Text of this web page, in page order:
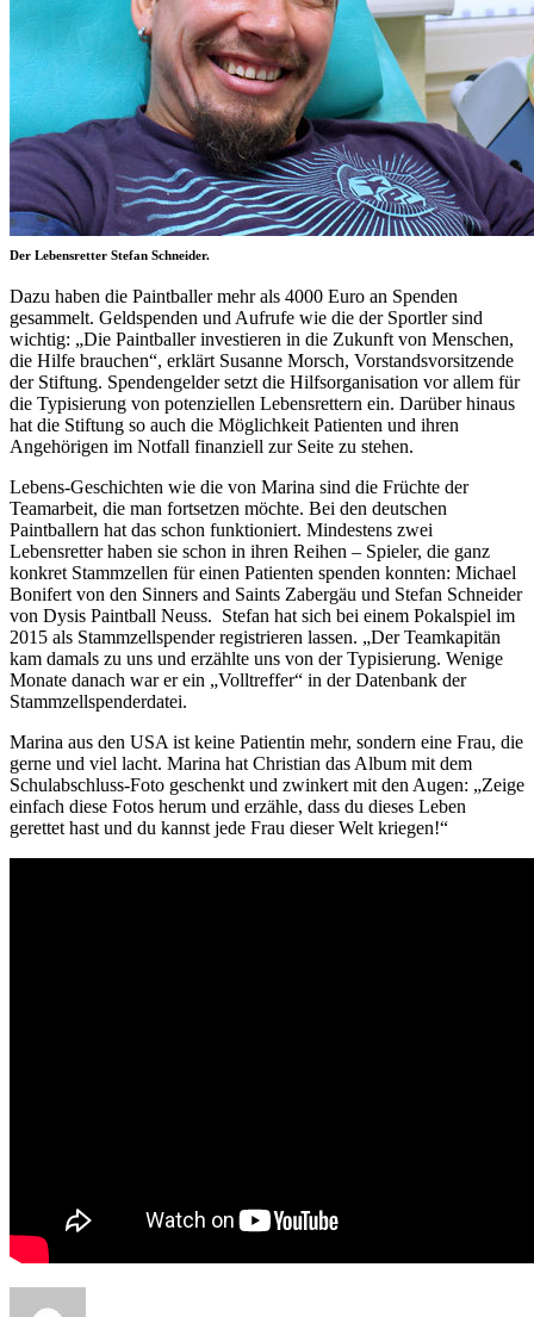
Der Lebensretter Stefan Schneider.
Dazu haben die Paintballer mehr als 4000 Euro an Spenden
gesammelt. Geldspenden und Aufrufe wie die der Sportler sind
wichtig: „Die Paintballer investieren in die Zukunft von Menschen,
die Hilfe brauchen“, erklärt Susanne Morsch, Vorstandsvorsitzende
der Stiftung. Spendengelder setzt die Hilfsorganisation vor allem für
die Typisierung von potenziellen Lebensrettern ein. Darüber hinaus
hat die Stiftung so auch die Möglichkeit Patienten und ihren
Angehörigen im Notfall finanziell zur Seite zu stehen.
Lebens-Geschichten wie die von Marina sind die Früchte der
Teamarbeit, die man fortsetzen möchte. Bei den deutschen
Paintballern hat das schon funktioniert. Mindestens zwei
Lebensretter haben sie schon in ihren Reihen – Spieler, die ganz
konkret Stammzellen für einen Patienten spenden konnten: Michael
Bonifert von den Sinners and Saints Zabergäu und Stefan Schneider
von Dysis Paintball Neuss. Stefan hat sich bei einem Pokalspiel im
2015 als Stammzellspender registrieren lassen. „Der Teamkapitän
kam damals zu uns und erzählte uns von der Typisierung. Wenige
Monate danach war er ein „Volltreffer“ in der Datenbank der
Stammzellspenderdatei.
Marina aus den USA ist keine Patientin mehr, sondern eine Frau, die
gerne und viel lacht. Marina hat Christian das Album mit dem
Schulabschluss-Foto geschenkt und zwinkert mit den Augen: „Zeige
einfach diese Fotos herum und erzähle, dass du dieses Leben
gerettet hast und du kannst jede Frau dieser Welt kriegen!“